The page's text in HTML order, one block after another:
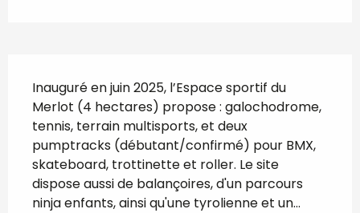
Inauguré en juin 2025, l’Espace sportif du
Merlot (4 hectares) propose : galochodrome,
tennis, terrain multisports, et deux
pumptracks (débutant/confirmé) pour BMX,
skateboard, trottinette et roller. Le site
dispose aussi de balançoires, d'un parcours
ninja enfants, ainsi qu'une tyrolienne et un...